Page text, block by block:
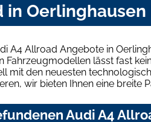
in
A4 Allroad Angebote in
Fahrzeugmodellen lässt fast
mit den neuesten
wir bieten Ihnen eine breite
Audi A4